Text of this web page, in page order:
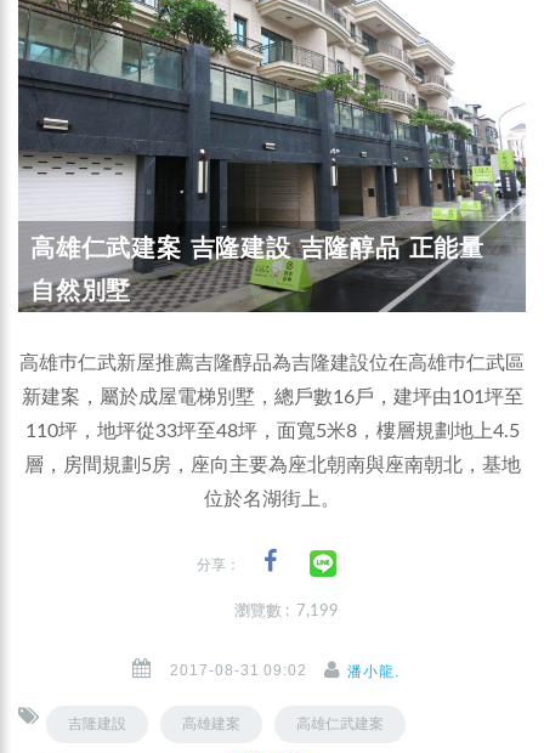
高雄仁武建案 吉隆建設 吉隆醇品 正能量
自然別墅
高雄巿仁武新屋推薦吉隆醇品為吉隆建設位在高雄巿仁武區
新建案，屬於成屋電梯別墅，總戶數16戶，建坪由101坪至
110坪，地坪從33坪至48坪，面寬5米8，樓層規劃地上4.5
層，房間規劃5房，座向主要為座北朝南與座南朝北，基地
位於名湖街上。
分享：
瀏覽數 : 7,199
2017-08-31 09:02 潘小龍.
吉隆建設 高雄建案 高雄仁武建案